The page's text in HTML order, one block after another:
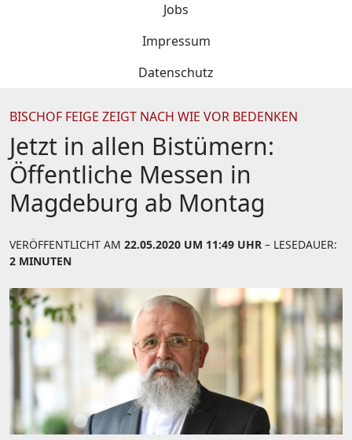
Jobs
Impressum
Datenschutz
BISCHOF FEIGE ZEIGT NACH WIE VOR BEDENKEN
Jetzt in allen Bistümern:
Öffentliche Messen in
Magdeburg ab Montag
VERÖFFENTLICHT AM 22.05.2020 UM 11:49 UHR – LESEDAUER:
2 MINUTEN